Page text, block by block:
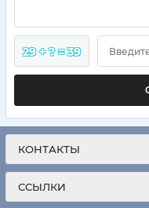
29 + ? = 39
КОНТАКТЫ
ССЫЛКИ